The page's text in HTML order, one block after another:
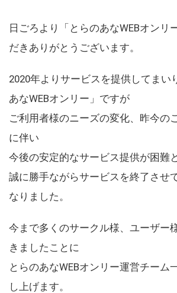
日ごろより「とらのあなWEBオンリ
だきありがとうございます。
2020年よりサービスを提供してまい
あなWEBオンリー」ですが
ご利用者様のニーズの変化、昨今の
に伴い
今後の安定的なサービス提供が困難
誠に勝手ながらサービスを終了させ
なりました。
今まで多くのサークル様、ユーザー
きましたことに
とらのあなWEBオンリー運営チーム
し上げます。